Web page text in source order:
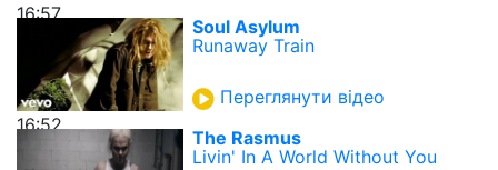
16:57
16:52
Soul Asylum
Runaway Train
Переглянути відео
The Rasmus
Livin' In A World Without You